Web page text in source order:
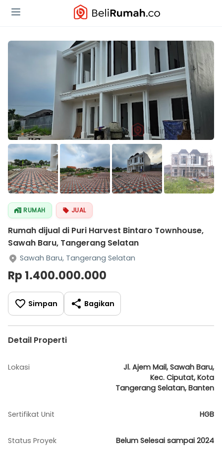
RUMAH JUAL
Rumah dijual di Puri Harvest Bintaro Townhouse,
Sawah Baru, Tangerang Selatan
Sawah Baru, Tangerang Selatan
Rp 1.400.000.000
Simpan Bagikan
Detail Properti
Lokasi
Jl. Ajem Mail, Sawah Baru,
Kec. Ciputat, Kota
Tangerang Selatan, Banten
Sertifikat Unit HGB
Status Proyek Belum Selesai sampai 2024